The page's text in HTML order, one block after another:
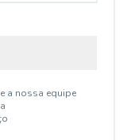
a nossa equipe